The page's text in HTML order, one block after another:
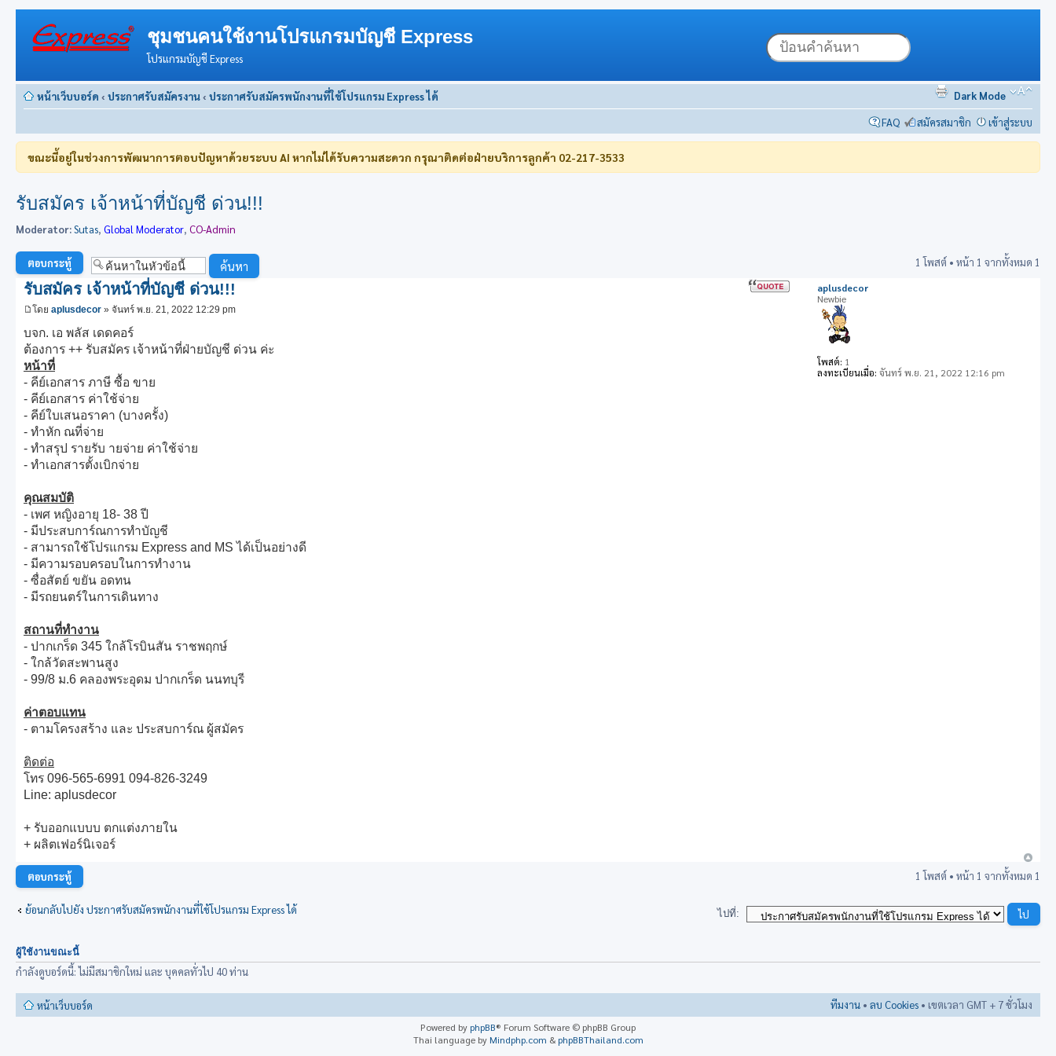
ชุมชนคนใช้งานโปรแกรมบัญชี Express
โปรแกรมบัญชี Express
หน้าเว็บบอร์ด ‹ ประกาศรับสมัครงาน‹ ประกาศรับสมัครพนักงานที่ใช้โปรแกรม Express ได้
Dark Mode
FAQ
สมัครสมาชิก เข้าสู่ระบบ
ขณะนี้อยู่ในช่วงการพัฒนาการตอบปัญหาด้วยระบบ AI หากไม่ได้รับความสะดวก กรุณาติดต่อฝ่ายบริการลูกค้า 02-217-3533
รับสมัคร เจ้าหน้าที่บัญชี ด่วน!!!
Moderator:Sutas, Global Moderator, CO-Admin
ตอบกระทู้ 1 โพสต์ • หน้า 1 จากทั้งหมด 1
รับสมัคร เจ้าหน้าที่บัญชี ด่วน!!!
โดย aplusdecor » จันทร์ พ.ย. 21, 2022 12:29 pm
บจก. เอ พลัส เดดคอร์
ต้องการ ++ รับสมัคร เจ้าหน้าที่ฝ่ายบัญชี ด่วน ค่ะ
หน้าที่
- คีย์เอกสาร ภาษี ซื้อ ขาย
- คีย์เอกสาร ค่าใช้จ่าย
- คีย์ใบเสนอราคา (บางครั้ง)
- ทำหัก ณที่จ่าย
- ทำสรุป รายรับ ายจ่าย ค่าใช้จ่าย
- ทำเอกสารตั้งเบิกจ่าย
คุณสมบัติ
- เพศ หญิงอายุ 18- 38 ปี
- มีประสบการ์ณการทำบัญชี
- สามารถใช้โปรแกรม Express and MS ได้เป็นอย่างดี
- มีความรอบครอบในการทำงาน
- ซื่อสัตย์ ขยัน อดทน
- มีรถยนตร์ในการเดินทาง
สถานที่ทำงาน
- ปากเกร็ด 345 ใกล้โรบินสัน ราชพฤกษ์
- ใกล้วัดสะพานสูง
- 99/8 ม.6 คลองพระอุดม ปากเกร็ด นนทบุรี
ค่าตอบแทน
- ตามโครงสร้าง และ ประสบการ์ณ ผู้สมัคร
ติดต่อ
โทร 096-565-6991 094-826-3249
Line: aplusdecor
+ รับออกแบบบ ตกแต่งภายใน
+ ผลิตเฟอร์นิเจอร์
aplusdecor
Newbie
โพสต์: 1
ลงทะเบียนเมื่อ: จันทร์ พ.ย. 21, 2022 12:16 pm
ตอบกระทู้ 1 โพสต์ • หน้า 1 จากทั้งหมด 1
ย้อนกลับไปยัง ประกาศรับสมัครพนักงานที่ใช้โปรแกรม Express ได้ ไปที่:
ผู้ใช้งานขณะนี้
กำลังดูบอร์ดนี้: ไม่มีสมาชิกใหม่ และ บุคคลทั่วไป 40 ท่าน
หน้าเว็บบอร์ด ทีมงาน • ลบ Cookies • เขตเวลา GMT + 7 ชั่วโมง
Powered by phpBB® Forum Software © phpBB Group
Thai language by Mindphp.com & phpBBThailand.com